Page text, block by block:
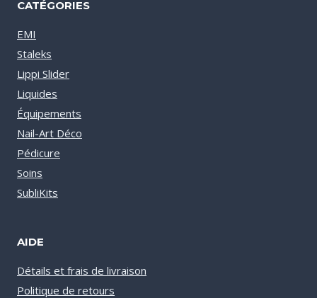
CATÉGORIES
EMI
Staleks
Lippi Slider
Liquides
Équipements
Nail-Art Déco
Pédicure
Soins
SubliKits
AIDE
Détails et frais de livraison
Politique de retours